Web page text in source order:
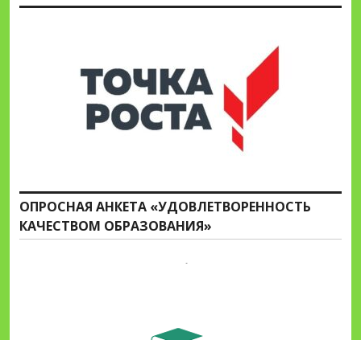
ОПРОСНАЯ АНКЕТА «УДОВЛЕТВОРЕННОСТЬ
КАЧЕСТВОМ ОБРАЗОВАНИЯ»